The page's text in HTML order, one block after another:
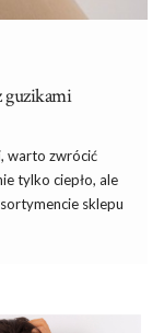
guzikami
warto zwrócić
tylko ciepło, ale
sklepu